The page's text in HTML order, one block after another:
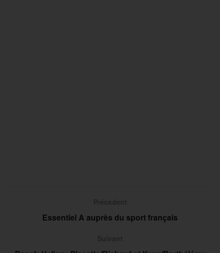
Essentiel A auprès du sport français